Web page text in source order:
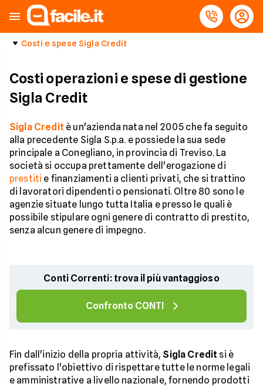
Costi e spese Sigla Credit
Costi operazioni e spese di gestione
Sigla Credit
Sigla Credit è un'azienda nata nel 2005 che fa seguito
alla precedente Sigla S.p.a. e possiede la sua sede
principale a Conegliano, in provincia di Treviso. La
società si occupa prettamente dell'erogazione di
prestiti e finanziamenti a clienti privati, che si trattino
di lavoratori dipendenti o pensionati. Oltre 80 sono le
agenzie situate lungo tutta Italia e presso le quali è
possibile stipulare ogni genere di contratto di prestito,
senza alcun genere di impegno.
Conti Correnti: trova il più vantaggioso
Confronto CONTI
Fin dall'inizio della propria attività, Sigla Credit si è
prefissato l'obiettivo di rispettare tutte le norme legali
e amministrative a livello nazionale, fornendo prodotti